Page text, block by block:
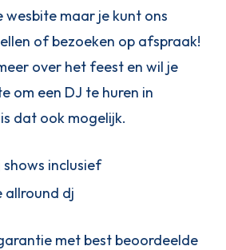
wesbite maar je kunt ons
of bezoeken op afspraak!
over het feest en wil je
om een DJ te huren in
dat ook mogelijk.
inclusief
allround dj
met best beoordeelde